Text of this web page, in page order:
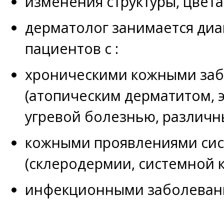
дерматолог занимается
пациентов с :
хроническими кожными
(атопическим дерматитом,
угревой болезнью,
кожными проявлениями
(склеродермии, системной
инфекционными